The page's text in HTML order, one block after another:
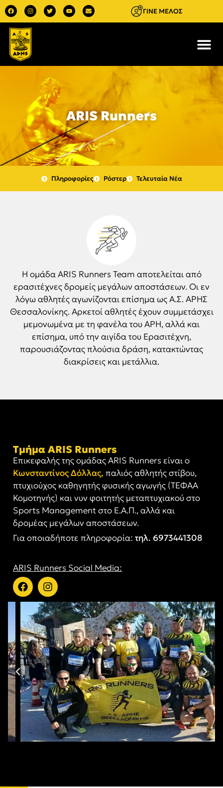
ΓΙΝΕ ΜΕΛΟΣ
ARIS Runners
Πληροφορίες Ρόστερ Τελευταία Νέα
Η ομάδα ARIS Runners Team αποτελείται από
ερασιτέχνες δρομείς μεγάλων αποστάσεων. Οι εν
λόγω αθλητές αγωνίζονται επίσημα ως Α.Σ. ΑΡΗΣ
Θεσσαλονίκης. Αρκετοί αθλητές έχουν συμμετάσχει
μεμονωμένα με τη φανέλα του ΑΡΗ, αλλά και
επίσημα, υπό την αιγίδα του Ερασιτέχνη,
παρουσιάζοντας πλούσια δράση, κατακτώντας
διακρίσεις και μετάλλια.
Τμήμα ARIS Runners
Επικεφαλής της ομάδας ARIS Runners είναι ο
Κωνσταντίνος Δόλλας, παλιός αθλητής στίβου,
πτυχιούχος καθηγητής φυσικής αγωγής (ΤΕΦΑΑ
Κομοτηνής) και νυν φοιτητής μεταπτυχιακού στο
Sports Management στο Ε.Α.Π., αλλά και
δρομέας μεγάλων αποστάσεων.
Για οποιαδήποτε πληροφορία: τηλ. 6973441308
ARIS Runners Social Media: